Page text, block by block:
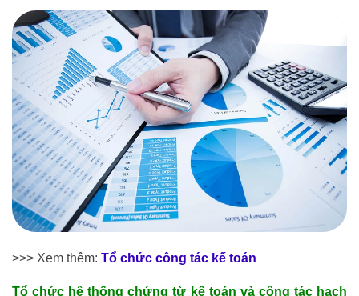
>>> Xem thêm: Tổ chức công tác kế toán
Tổ chức hệ thống chứng từ kế toán và công tác hạch